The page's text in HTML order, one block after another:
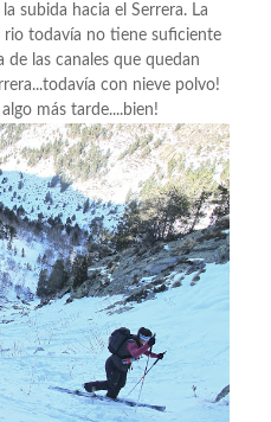
subida hacia el Serrera. La
rio todavía no tiene suficiente
de las canales que quedan
con nieve polvo!
más tarde....bien!